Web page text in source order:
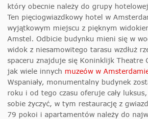
który obecnie należy do grupy
Ten pięciogwiazdkowy hotel w
wyjątkowym miejscu z pięknym
Amstel. Odbicie budynku mieni się w
widok z niesamowitego tarasu wzdłuż
spaceru znajduje się Koninklijk Theatre
jak wiele innych muzeów w
Wspaniały, monumentalny budynek
roku i od tego czasu oferuje cały
sobie życzyć, w tym restaurację z
79 pokoi i apartamentów należy do